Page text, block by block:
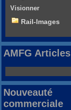
Visionner
Rail-Images
AMFG Articles
Nouveauté
commerciale